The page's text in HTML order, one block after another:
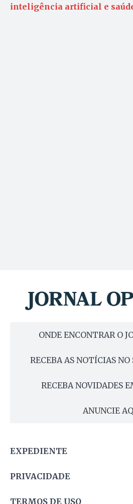
inteligência artificial e
ONDE ENCONTRAR O
RECEBA AS NOTÍCIAS NO
RECEBA NOVIDADES
ANUNCIE
EXPEDIENTE
PRIVACIDADE
TERMOS DE USO